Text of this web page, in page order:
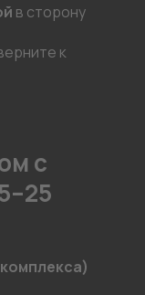
в сторону
к
с